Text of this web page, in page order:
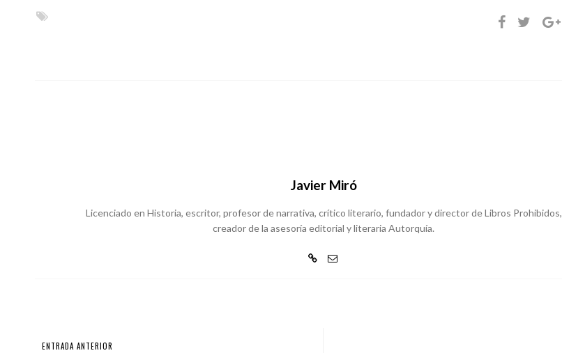
Javier Miró
Licenciado en Historia, escritor, profesor de narrativa, crítico literario, fundador y director de Libros Prohibidos,
creador de la asesoría editorial y literaria Autorquía.
ENTRADA ANTERIOR